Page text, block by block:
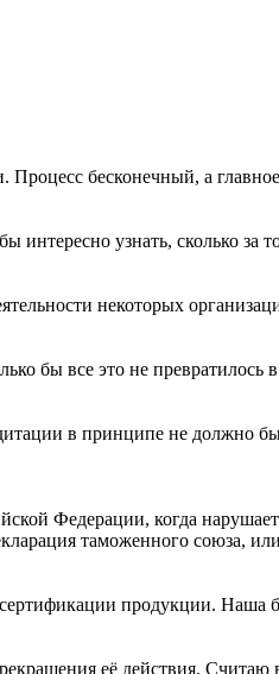
Процесс бесконечный, а
узнать, сколько
некоторых
бы все это не
в принципе не должно
Федерации, когда
таможенного союза,
продукции. Наша
её действия. Считаю